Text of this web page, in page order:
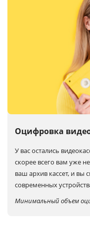
Оцифровка видео
У вас остались
скорее всего вам уже
ваш архив кассет, и вы
современных
Минимальный объем